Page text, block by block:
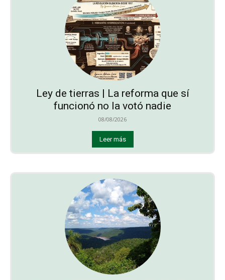
Ley de tierras | La reforma que sí
funcionó no la votó nadie
08/08/2026
Leer más